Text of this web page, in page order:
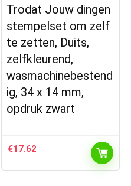
Trodat Jouw dingen
stempelset om zelf
te zetten, Duits,
zelfkleurend,
wasmachinebestend
ig, 34 x 14 mm,
opdruk zwart
€17.62